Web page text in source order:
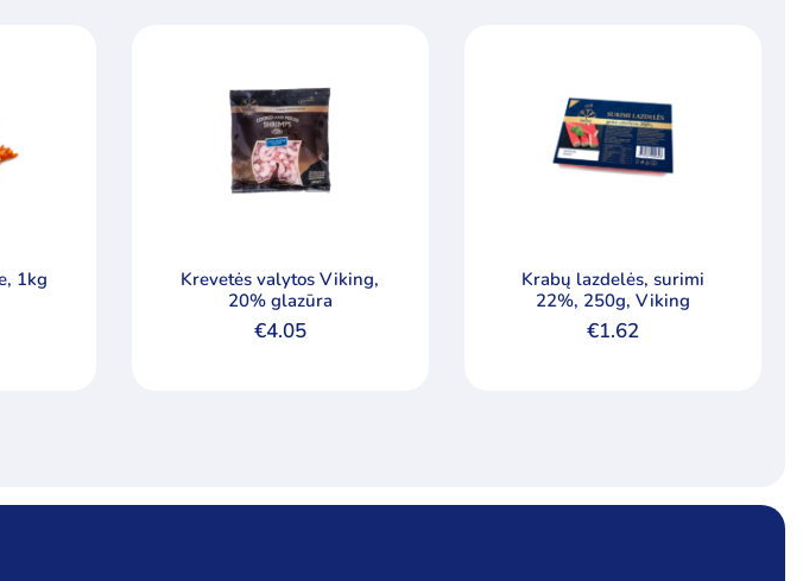
1kg
Krevetės valytos Viking,
20% glazūra
€4.05
Krabų lazdelės, surimi
22%, 250g, Viking
€1.62